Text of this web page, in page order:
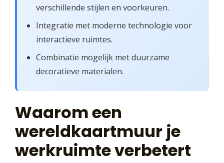
verschillende stijlen en voorkeuren.
Integratie met moderne technologie voor
interactieve ruimtes.
Combinatie mogelijk met duurzame
decoratieve materialen.
Waarom een
wereldkaartmuur je
werkruimte verbetert